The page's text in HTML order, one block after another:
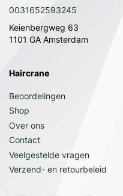
0031652593245
Keienbergweg 63
1101 GA Amsterdam
Haircrane
Beoordelingen
Shop
Over ons
Contact
Veelgestelde vragen
Verzend- en retourbeleid